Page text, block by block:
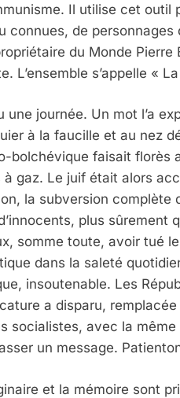
Il utilise cet outil
connues, de
du Monde
L’ensemble s’appelle «
une journée. Un mot l’a
à la faucille et au nez
bolchévique faisait
gaz. Le juif était alors
la subversion
plus sûrement
somme toute, avoir tué
dans la saleté
insoutenable. Les
a disparu,
socialistes, avec la
un message.
et la mémoire sont